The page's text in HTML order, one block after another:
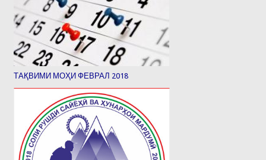
ТАҚВИМИ МОҲИ ФЕВРАЛ 2018